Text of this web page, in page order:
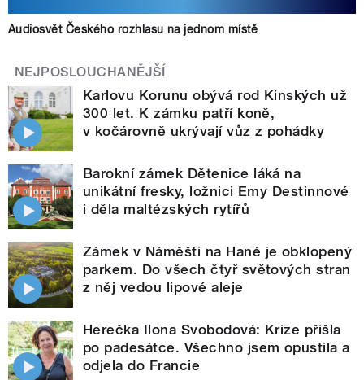
Audiosvět Českého rozhlasu na jednom místě
NEJPOSLOUCHANĚJŠÍ
Karlovu Korunu obývá rod Kinských už
300 let. K zámku patří koně,
v kočárovně ukrývají vůz z pohádky
Barokní zámek Dětenice láká na
unikátní fresky, ložnici Emy Destinnové
i děla maltézských rytířů
Zámek v Náměšti na Hané je obklopený
parkem. Do všech čtyř světových stran
z něj vedou lipové aleje
Herečka Ilona Svobodová: Krize přišla
po padesátce. Všechno jsem opustila a
odjela do Francie